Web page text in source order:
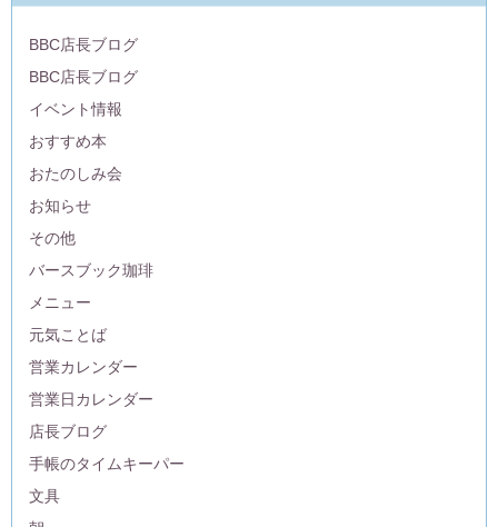
BBC店長ブログ
BBC店長ブログ
イベント情報
おすすめ本
おたのしみ会
お知らせ
その他
バースブック珈琲
メニュー
元気ことば
営業カレンダー
営業日カレンダー
店長ブログ
手帳のタイムキーパー
文具